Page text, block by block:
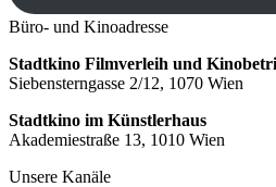
Büro- und Kinoadresse
Stadtkino Filmverleih und
Siebensterngasse 2/12, 1070 Wien
Stadtkino im Künstlerhaus
Akademiestraße 13, 1010 Wien
Unsere Kanäle